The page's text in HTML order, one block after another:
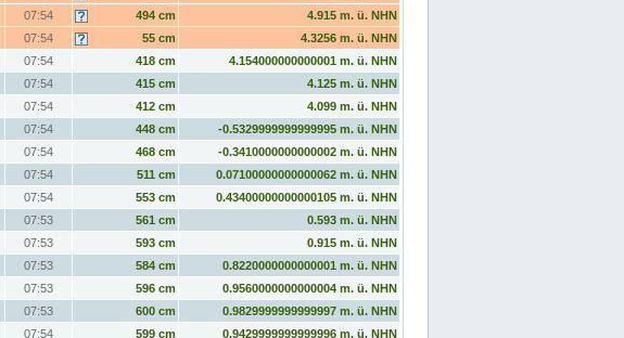
07:54 494 cm
4.915 m. ü. NHN
07:54 55 cm
4.3256 m. ü. NHN
07:54 418 cm
4.154000000000001 m. ü. NHN
07:54 415 cm
4.125 m. ü. NHN
07:54 412 cm
4.099 m. ü. NHN
07:54 448 cm
-0.5329999999999995 m. ü. NHN
07:54 468 cm
-0.3410000000000002 m. ü. NHN
07:54 511 cm
0.07100000000000062 m. ü. NHN
07:54 553 cm
0.43400000000000105 m. ü. NHN
07:53 561 cm
0.593 m. ü. NHN
07:53 593 cm
0.915 m. ü. NHN
07:53 584 cm
0.8220000000000001 m. ü. NHN
07:53 596 cm
0.9560000000000004 m. ü. NHN
07:53 600 cm
0.9829999999999997 m. ü. NHN
07:54 599 cm
0.9429999999999996 m. ü. NHN